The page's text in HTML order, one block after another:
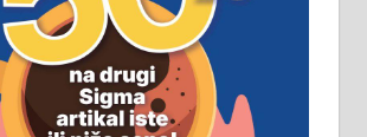
пожељно радно
на истим и сличним
али не и неопходан
смештај,
032/57-41-122 –